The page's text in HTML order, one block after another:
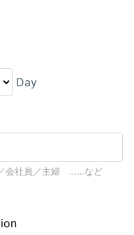
Day
／会社員／主婦 ……など